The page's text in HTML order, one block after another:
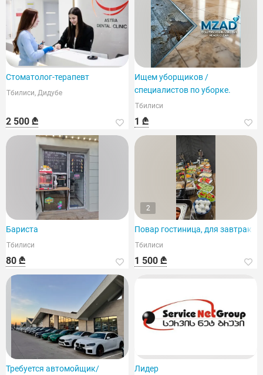
Стоматолог-терапевт
Тбилиси, Дидубе
2 500 ₾
Ищем уборщиков /
специалистов по уборке.
Тбилиси
1 ₾
Бариста
Тбилиси
80 ₾
2
Повар гостиница, для завтрака
Тбилиси
1 500 ₾
Требуется автомойщик/
Лидер